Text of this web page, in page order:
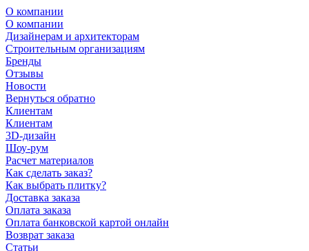
О компании
О компании
Дизайнерам и архитекторам
Строительным организациям
Бренды
Отзывы
Новости
Вернуться обратно
Клиентам
Клиентам
3D-дизайн
Шоу-рум
Расчет материалов
Как сделать заказ?
Как выбрать плитку?
Доставка заказа
Оплата заказа
Оплата банковской картой онлайн
Возврат заказа
Статьи